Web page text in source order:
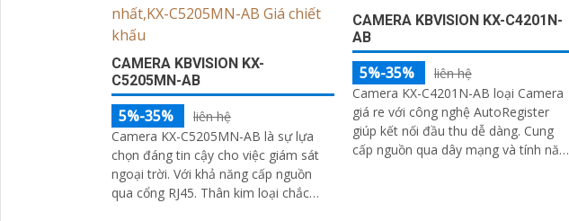
CAMERA KBVISION KX-
C5205MN-AB
5%-35%
liên hệ
Camera KX-C5205MN-AB là sự lựa
chọn đáng tin cậy cho việc giám sát
ngoại trời. Với khả năng cấp nguồn
qua cổng RJ45. Thân kim loại chắc
CAMERA KBVISION KX-C4201N-
AB
5%-35%
liên hệ
Camera KX-C4201N-AB loại Camera
giá re với công nghệ AutoRegister
giúp kết nối đầu thu dễ dàng. Cung
cấp nguồn qua dây mạng và tính năng